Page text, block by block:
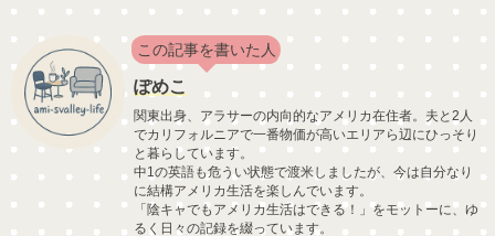
この記事を書いた人
ぽめこ
関東出身、アラサーの内向的なアメリカ在住者。夫と2人
でカリフォルニアで一番物価が高いエリアら辺にひっそり
と暮らしています。
中1の英語も危うい状態で渡米しましたが、今は自分なり
に結構アメリカ生活を楽しんでいます。
「陰キャでもアメリカ生活はできる！」をモットーに、ゆ
るく日々の記録を綴っています。